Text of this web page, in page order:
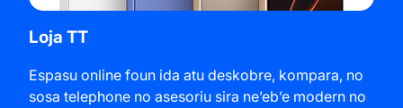
Loja TT
Espasu online foun ida atu deskobre, kompara, no
sosa telephone no asesoriu sira ne’eb’e modern no